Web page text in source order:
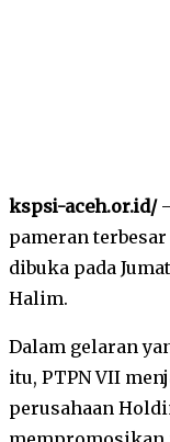
kspsi-aceh.or.id/
pameran
dibuka pada
Halim.
Dalam gelaran
itu, PTPN VII
perusahaan